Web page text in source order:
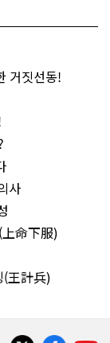
거짓선동!
사
上命下服)
(王計兵)